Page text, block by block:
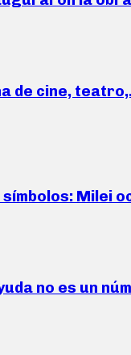
de cine,
Milei
no es un